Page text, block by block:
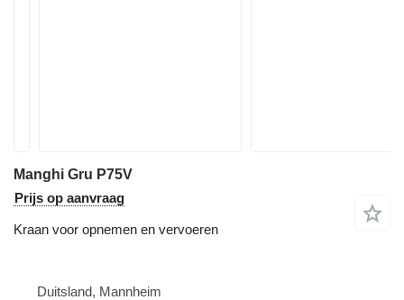
Manghi Gru P75V
Prijs op aanvraag
Kraan voor opnemen en vervoeren
Duitsland, Mannheim